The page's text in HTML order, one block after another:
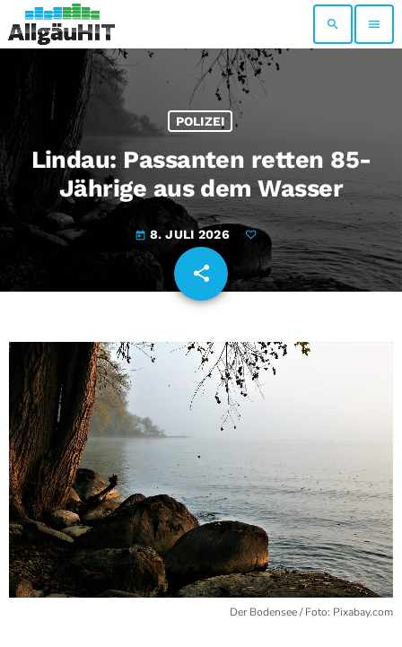
search menu
POLIZEI
Lindau: Passanten retten 85-
Jährige aus dem Wasser
today 8. JULI 2026
share
email
Der Bodensee / Foto: Pixabay.com